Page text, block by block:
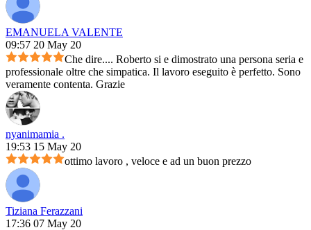
EMANUELA VALENTE
09:57 20 May 20
Che dire.... Roberto si e dimostrato una persona seria e
professionale oltre che simpatica. Il lavoro eseguito è perfetto. Sono
veramente contenta. Grazie
nyanimamia .
19:53 15 May 20
ottimo lavoro , veloce e ad un buon prezzo
Tiziana Ferazzani
17:36 07 May 20